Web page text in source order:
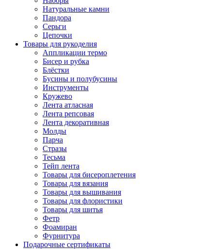
Натуральные камни
Пандора
Серьги
Цепочки
Товары для рукоделия
Аппликации термо
Бисер и рубка
Блёстки
Бусины и полубусины
Инструменты
Кружево
Лента атласная
Лента репсовая
Лента декоративная
Молды
Парча
Стразы
Тесьма
Тейп лента
Товары для бисероплетения
Товары для вязания
Товары для вышивания
Товары для флористики
Товары для шитья
Фетр
Фоамиран
Фурнитура
Подарочные сертификаты